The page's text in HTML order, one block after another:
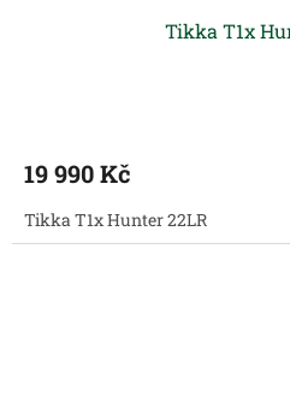
Tikka T1x
19 990 Kč
Tikka T1x Hunter 22LR